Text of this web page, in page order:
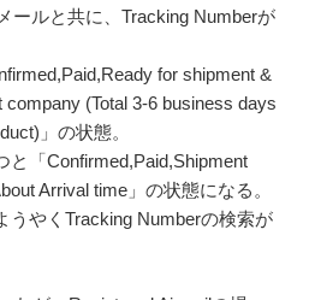
ールと共に、Tracking Numberが
for shipment &
(Total 3-6 business days
」の状態。
と「Confirmed,Paid,Shipment
Arrival time」の状態になる。
うやくTracking Numberの検索が